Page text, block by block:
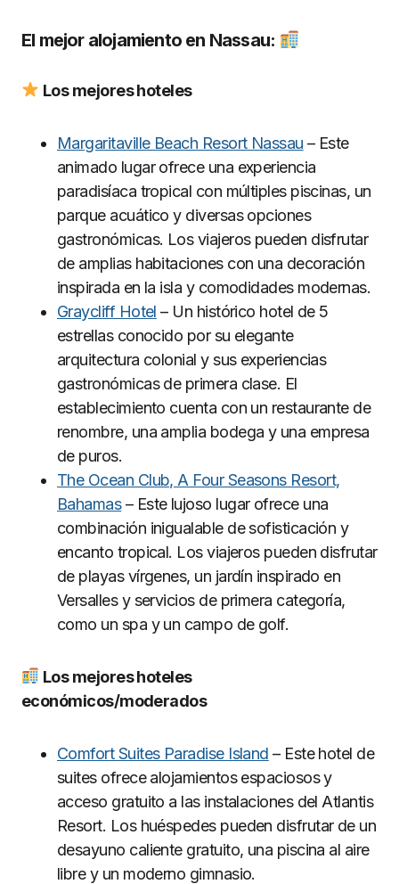
El mejor alojamiento en Nassau:
Los mejores hoteles
Margaritaville Beach Resort Nassau – Este
animado lugar ofrece una experiencia
paradisíaca tropical con múltiples piscinas, un
parque acuático y diversas opciones
gastronómicas. Los viajeros pueden disfrutar
de amplias habitaciones con una decoración
inspirada en la isla y comodidades modernas.
Graycliff Hotel – Un histórico hotel de 5
estrellas conocido por su elegante
arquitectura colonial y sus experiencias
gastronómicas de primera clase. El
establecimiento cuenta con un restaurante de
renombre, una amplia bodega y una empresa
de puros.
The Ocean Club, A Four Seasons Resort,
Bahamas– Este lujoso lugar ofrece una
combinación inigualable de sofisticación y
encanto tropical. Los viajeros pueden disfrutar
de playas vírgenes, un jardín inspirado en
Versalles y servicios de primera categoría,
como un spa y un campo de golf.
Los mejores hoteles
económicos/moderados
Comfort Suites Paradise Island – Este hotel de
suites ofrece alojamientos espaciosos y
acceso gratuito a las instalaciones del Atlantis
Resort. Los huéspedes pueden disfrutar de un
desayuno caliente gratuito, una piscina al aire
libre y un moderno gimnasio.